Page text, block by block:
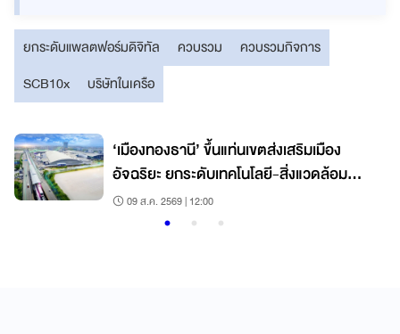
ยกระดับแพลตฟอร์มดิจิทัล ควบรวม
ควบรวมกิจการ
SCB10x
บริษัทในเครือ
‘เมืองทองธานี’ ขึ้นแท่นเขตส่งเสริมเมือง
อัจฉริยะ ยกระดับเทคโนโลยี-สิ่งแวดล้อม
เคลื่อนเศรษฐกิจ
09 ส.ค. 2569 | 12:00